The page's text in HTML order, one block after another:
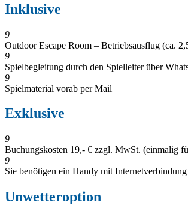
Inklusive
9
Outdoor Escape Room – Betriebsausflug (ca.
9
Spielbegleitung durch den Spielleiter über
9
Spielmaterial vorab per Mail
Exklusive
9
Buchungskosten 19,- € zzgl. MwSt. (einmalig
9
Sie benötigen ein Handy mit
Unwetteroption